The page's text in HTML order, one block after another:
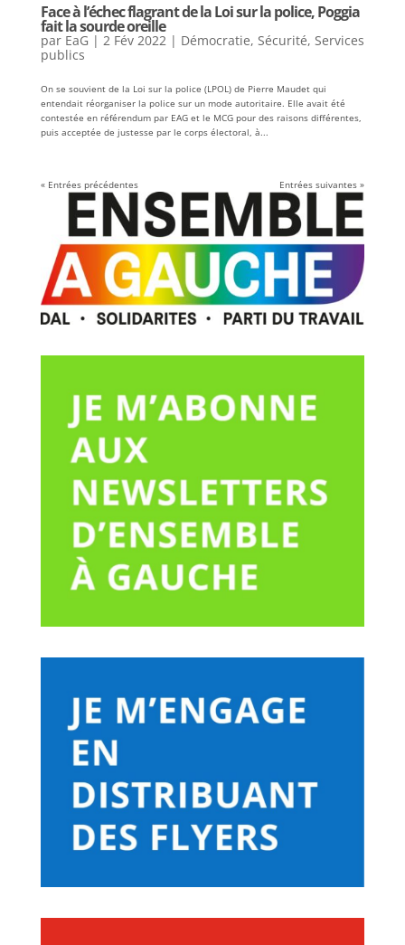
Face à l’échec flagrant de la Loi sur la police, Poggia
fait la sourde oreille
par EaG | 2 Fév 2022 | Démocratie, Sécurité, Services
publics
On se souvient de la Loi sur la police (LPOL) de Pierre Maudet qui
entendait réorganiser la police sur un mode autoritaire. Elle avait été
contestée en référendum par EAG et le MCG pour des raisons différentes,
puis acceptée de justesse par le corps électoral, à...
« Entrées précédentes Entrées suivantes »